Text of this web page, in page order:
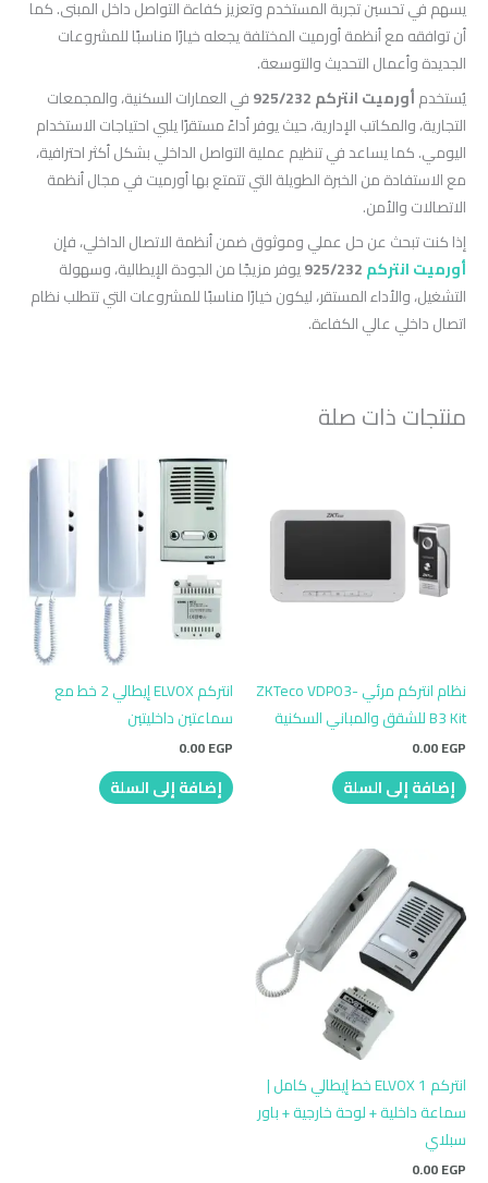
يسهم في تحسين تجربة المستخدم وتعزيز كفاءة التواصل داخل المبنى. كما
أن توافقه مع أنظمة أورميت المختلفة يجعله خيارًا مناسبًا للمشروعات
الجديدة وأعمال التحديث والتوسعة.
يُستخدمأورميت انتركم 925/232
في العمارات السكنية، والمجمعات
التجارية، والمكاتب الإدارية، حيث يوفر أداءً مستقرًا يلبي احتياجات الاستخدام
اليومي. كما يساعد في تنظيم عملية التواصل الداخلي بشكل أكثر احترافية،
مع الاستفادة من الخبرة الطويلة التي تتمتع بها أورميت في مجال أنظمة
الاتصالات والأمن.
إذا كنت تبحث عن حل عملي وموثوق ضمن أنظمة الاتصال الداخلي، فإن
أورميت انتركم
يوفر مزيجًا من الجودة الإيطالية، وسهولة
التشغيل، والأداء المستقر، ليكون خيارًا مناسبًا للمشروعات التي تتطلب نظام
اتصال داخلي عالي الكفاءة.
منتجات ذات صلة
نظام انتركم مرئي ZKTeco VDPO3-
B3 Kit للشقق والمباني السكنية
0.00EGP
إضافة إلى السلة
انتركم ELVOX إيطالي 2 خط مع
سماعتين داخليتين
0.00EGP
إضافة إلى السلة
انتركم ELVOX 1 خط إيطالي كامل |
سماعة داخلية + لوحة خارجية + باور
سبلاي
0.00EGP